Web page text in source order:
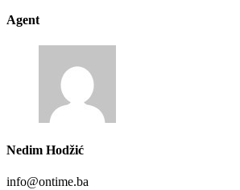
Agent
Nedim Hodžić
info@ontime.ba